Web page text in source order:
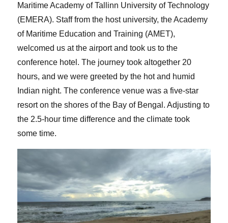
Maritime Academy of Tallinn University of Technology
(EMERA). Staff from the host university, the Academy
of Maritime Education and Training (AMET),
welcomed us at the airport and took us to the
conference hotel. The journey took altogether 20
hours, and we were greeted by the hot and humid
Indian night. The conference venue was a five-star
resort on the shores of the Bay of Bengal. Adjusting to
the 2.5-hour time difference and the climate took
some time.